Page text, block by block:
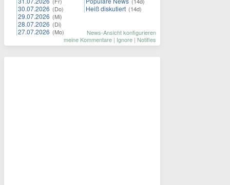
30.07.2026 (Do)
29.07.2026 (Mi)
28.07.2026 (Di)
27.07.2026 (Mo)
Heiß diskutiert (14d)
News-Ansicht konfigurieren
meine Kommentare | Ignore | Notifies